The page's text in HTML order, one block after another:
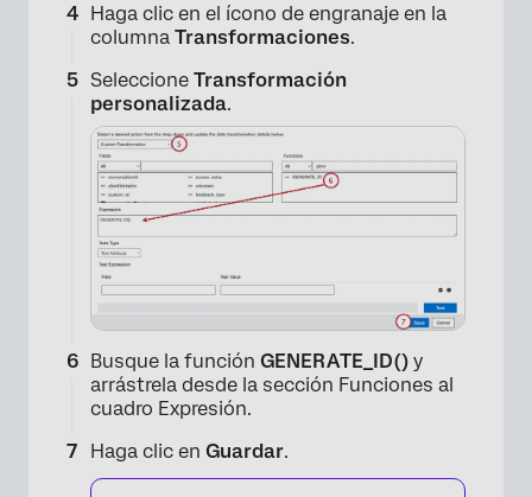
Haga clic en el ícono de engranaje en la
columna Transformaciones.
Seleccione Transformación
personalizada.
Busque la función GENERATE_ID() y
arrástrela desde la sección Funciones al
cuadro Expresión.
Haga clic en Guardar.